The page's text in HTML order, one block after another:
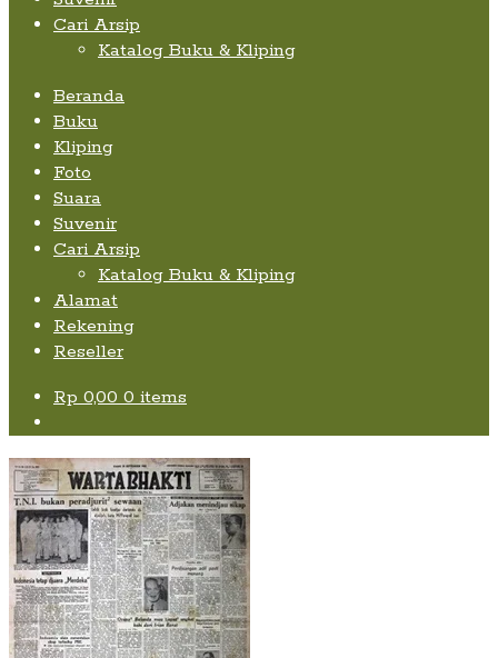
Cari Arsip
Katalog Buku & Kliping
Beranda
Buku
Kliping
Foto
Suara
Suvenir
Cari Arsip
Katalog Buku & Kliping
Alamat
Rekening
Reseller
Rp 0,00 0 items